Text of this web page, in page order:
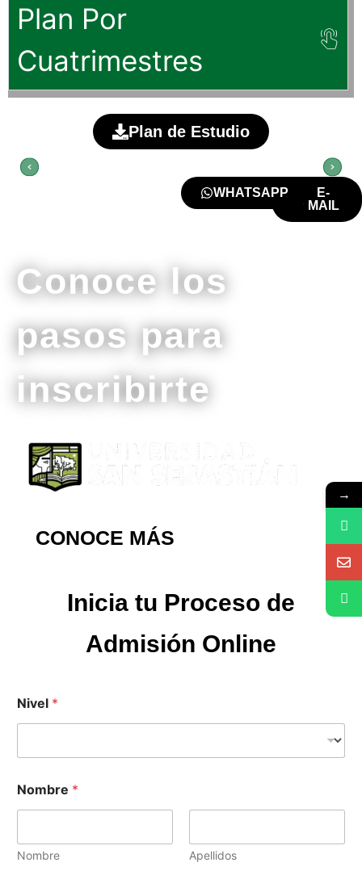
Plan Por
Cuatrimestres
Plan de Estudio
E-
MAIL
WHATSAPP
Conoce los
pasos para
inscribirte
CONOCE MÁS
Inicia tu Proceso de
Admisión Online
Nivel *
o
r
o
Nombre *
Nombre Apellidos
→